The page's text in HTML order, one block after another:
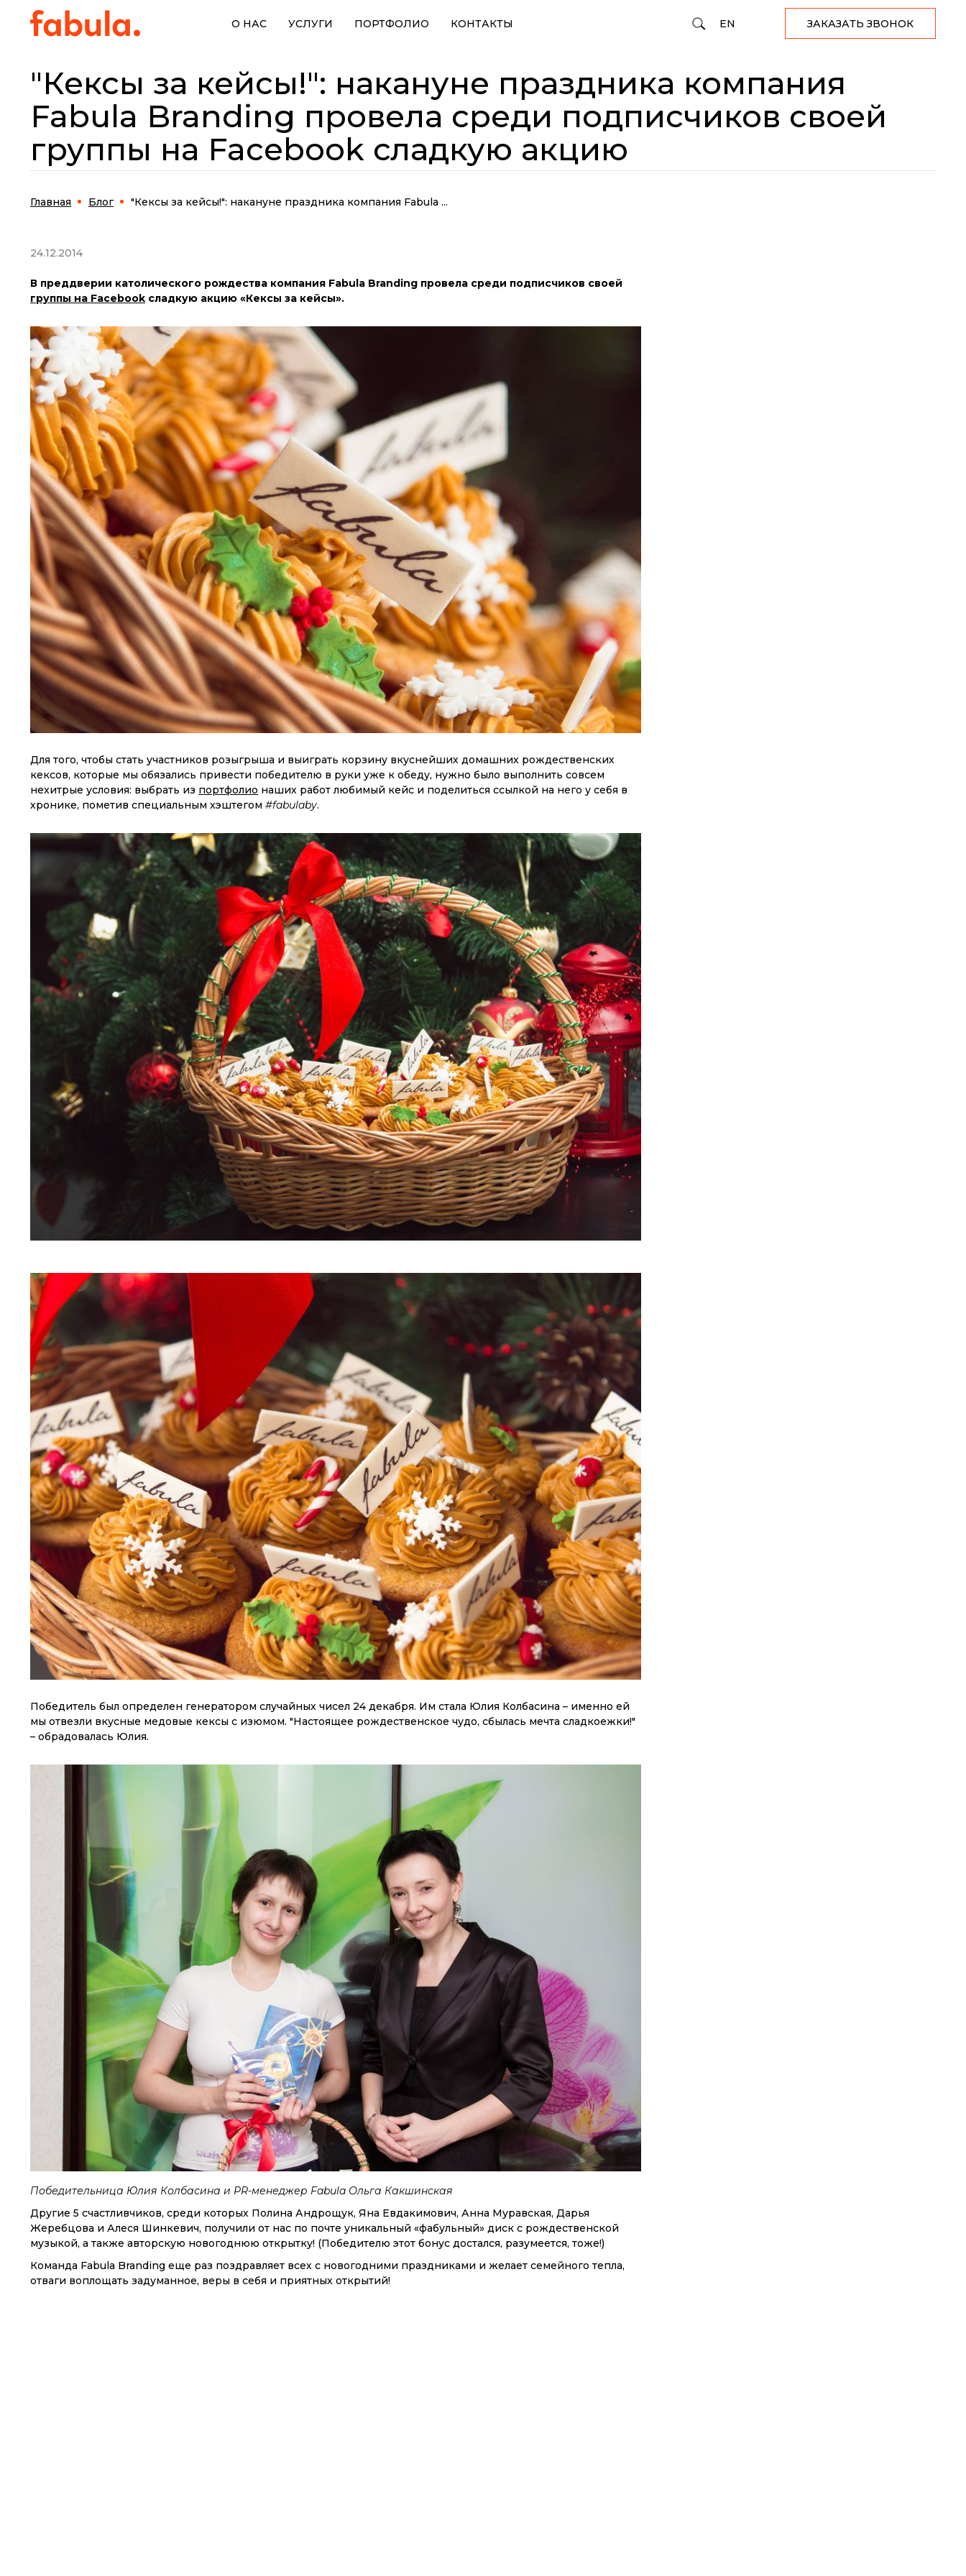
О НАС УСЛУГИ ПОРТФОЛИО КОНТАКТЫ EN ЗАКАЗАТЬ ЗВОНОК
"Кексы за кейсы!": накануне праздника компания
Fabula Branding провела среди подписчиков своей
группы на Facebook сладкую акцию
Главная Блог "Кексы за кейсы!": накануне праздника компания Fabula ...
24.12.2014
В преддверии католического рождества компания Fabula Branding провела среди подписчиков своей
группы на Facebook сладкую акцию «Кексы за кейсы».
Для того, чтобы стать участников розыгрыша и выиграть корзину вкуснейших домашних рождественских
кексов, которые мы обязались привести победителю в руки уже к обеду, нужно было выполнить совсем
нехитрые условия: выбрать из портфолио наших работ любимый кейс и поделиться ссылкой на него у себя в
хронике, пометив специальным хэштегом #fabulaby.
Победитель был определен генератором случайных чисел 24 декабря. Им стала Юлия Колбасина – именно ей
мы отвезли вкусные медовые кексы с изюмом. "Настоящее рождественское чудо, сбылась мечта сладкоежки!"
– обрадовалась Юлия.
Победительница Юлия Колбасина и PR-менеджер Fabula Ольга Какшинская
Другие 5 счастливчиков, среди которых Полина Андрощук, Яна Евдакимович, Анна Муравская, Дарья
Жеребцова и Алеся Шинкевич, получили от нас по почте уникальный «фабульный» диск с рождественской
музыкой, а также авторскую новогоднюю открытку! (Победителю этот бонус достался, разумеется, тоже!)
Команда Fabula Branding еще раз поздравляет всех с новогодними праздниками и желает семейного тепла,
отваги воплощать задуманное, веры в себя и приятных открытий!